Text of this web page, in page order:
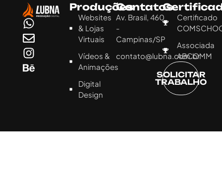
Produções
Websites
& Lojas
Virtuais
Vídeos &
Animações
Digital
Design
Contatos
Av. Brasil, 460
-
Campinas/SP
contato@lubna.com.br
Certificado
Associada
ABCOMM
SOLICITAR
TRABALHO